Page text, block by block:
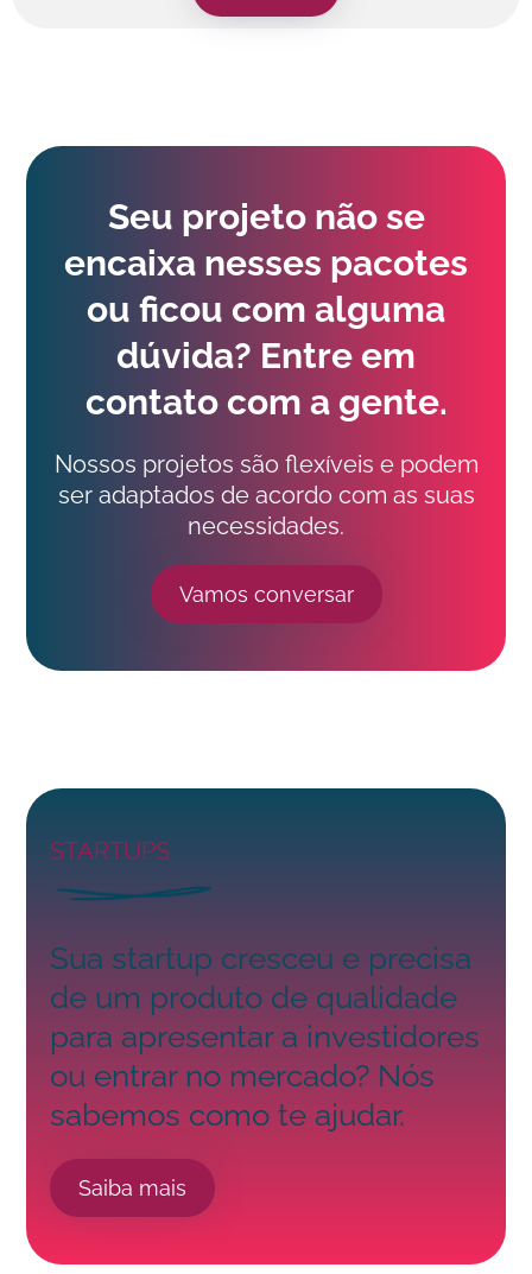
Seu projeto não se
encaixa nesses pacotes
ou ficou com alguma
dúvida? Entre em
contato com a gente.​
Nossos projetos são flexíveis e podem
ser adaptados de acordo com as suas
necessidades.​
Vamos conversar
STARTUPS
Sua startup cresceu e precisa
de um produto de qualidade
para apresentar a investidores
ou entrar no mercado? Nós
sabemos como te ajudar.
Saiba mais